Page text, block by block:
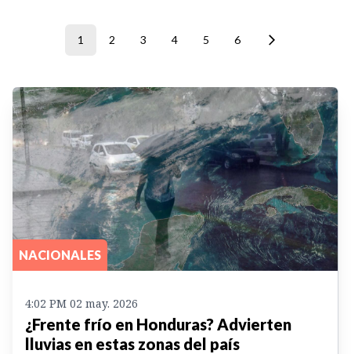
1 2 3 4 5 6
NACIONALES
4:02 PM 02 may. 2026
¿Frente frío en Honduras? Advierten
lluvias en estas zonas del país